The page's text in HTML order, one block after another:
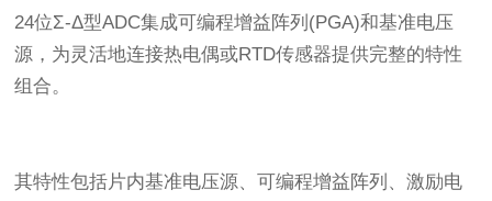
24位Σ-Δ型ADC集成可编程增益阵列(PGA)和基准电压
源，为灵活地连接热电偶或RTD传感器提供完整的特性
组合。
其特性包括片内基准电压源、可编程增益阵列、激励电